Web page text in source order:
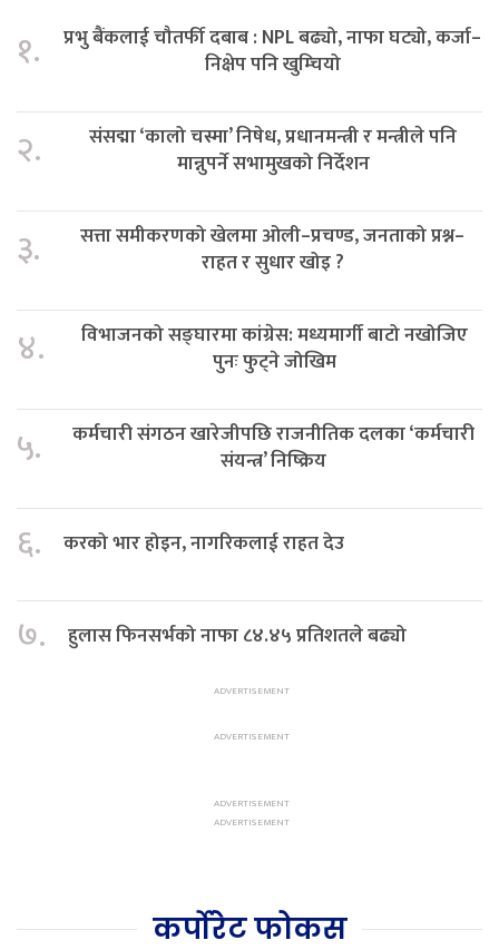
१.
प्रभु बैंकलाई चौतर्फी दबाब : NPL बढ्यो, नाफा घट्यो, कर्जा–
निक्षेप पनि खुम्चियो
२.
संसद्मा ‘कालो चस्मा’ निषेध, प्रधानमन्त्री र मन्त्रीले पनि
मान्नुपर्ने सभामुखको निर्देशन
३.
सत्ता समीकरणको खेलमा ओली–प्रचण्ड, जनताको प्रश्न–
राहत र सुधार खोइ ?
४.
विभाजनको सङ्घारमा कांग्रेस: मध्यमार्गी बाटो नखोजिए
पुनः फुट्ने जोखिम
५.
कर्मचारी संगठन खारेजीपछि राजनीतिक दलका ‘कर्मचारी
संयन्त्र’ निष्क्रिय
६. करको भार होइन, नागरिकलाई राहत देउ
७. हुलास फिनसर्भको नाफा ८४.४५ प्रतिशतले बढ्यो
कर्पोरेट फोकस